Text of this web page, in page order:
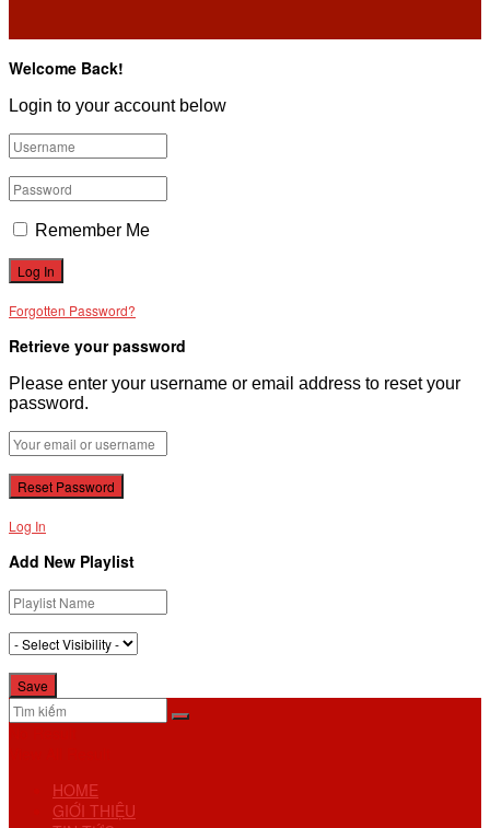
Welcome Back!
Login to your account below
Remember Me
Forgotten Password?
Retrieve your password
Please enter your username or email address to reset your
password.
Log In
Add New Playlist
HOME
GIỚI THIỆU